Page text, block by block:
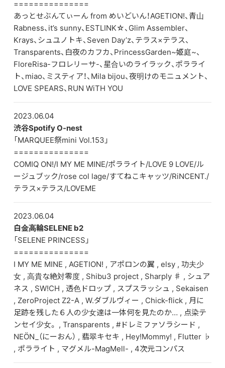
===============
あっとせぶんてぃーん from めいどいん！AGETION!、青山
Rabness、it’s sunny、ESTLINK☆、Glim Assembler、
Krays、シュユノトキ、Seven Day’z、テラス×テラス、
Transparents、白夜のカフカ、PrincessGarden~姫庭~、
FloreRisa-フロレリーサ-、星合いのライラック、ポラライ
ト、miao、ミスティア！、Mila bijou、夜明けのモニュメント、
LOVE SPEARS、RUN WiTH YOU
2023.06.04
渋谷Spotify O-nest
「MARQUEE祭mini Vol.153」
===============
COMIQ ON!/I MY ME MINE/ポラライト/LOVE 9 LOVE/ル
ージュブック/rose col lage/すてねこキャッツ/RiNCENT./
テラス×テラス/LOVEME
2023.06.04
白金高輪SELENE b2
「SELENE PRINCESS」
===============
I MY ME MINE , AGETION! , アポロンの翼 , elsy , 功夫少
女 , 高貴な絶対零度 , Shibu3 project , Sharply ♯ , シュア
ネス , SW!CH , 透色ドロップ , スプスラッシュ , Sekaisen
, ZeroProject Z2-A , W.ダブルヴィー , Chick-flick , 月に
足跡を残した６人の少女達は一体何を見たのか… , 点染テ
ンセイ少女。 , Transparents , #ドレミファソラシード ,
NEÖN_（にーおん） , 翡翠キセキ , Hey!Mommy! , Flutter ♭
, ポラライト , マグメル-MagMell- , 4次元コンパス